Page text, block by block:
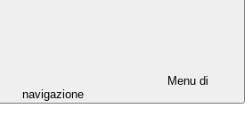
Menu di
navigazione